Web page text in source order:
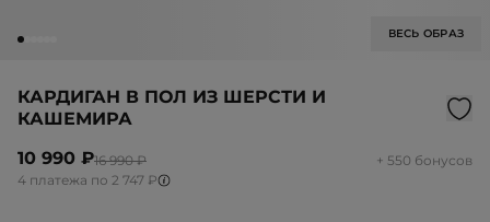
ВЕСЬ ОБРАЗ
КАРДИГАН В ПОЛ ИЗ ШЕРСТИ И
КАШЕМИРА
10 990 ₽16 990 ₽
+ 550 бонусов
4 платежа по 2 747 ₽